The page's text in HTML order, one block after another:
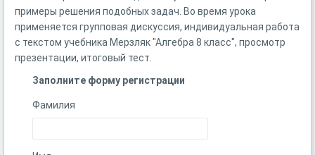
примеры решения подобных задач. Во время урока
применяется групповая дискуссия, индивидуальная работа
с текстом учебника Мерзляк "Алгебра 8 класс", просмотр
презентации, итоговый тест.
Заполните форму регистрации
Фамилия